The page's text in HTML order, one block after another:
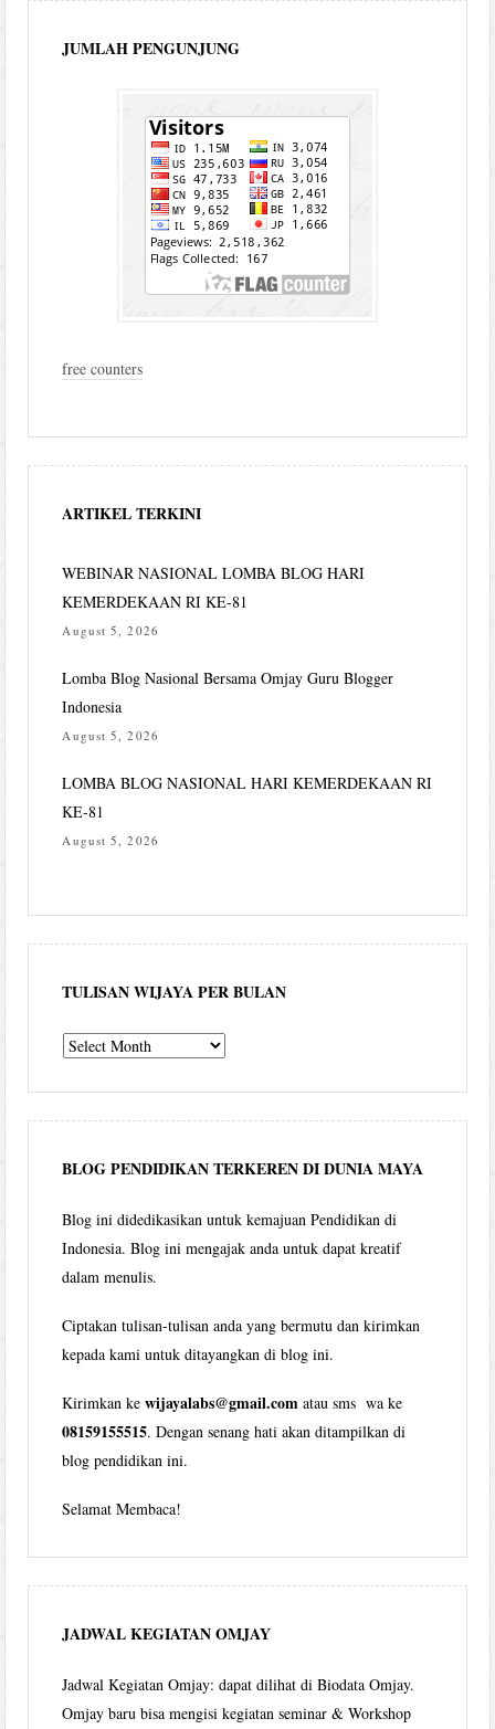
JUMLAH PENGUNJUNG
free counters
ARTIKEL TERKINI
WEBINAR NASIONAL LOMBA BLOG HARI
KEMERDEKAAN RI KE-81
August 5, 2026
Lomba Blog Nasional Bersama Omjay Guru Blogger
Indonesia
August 5, 2026
LOMBA BLOG NASIONAL HARI KEMERDEKAAN RI
KE-81
August 5, 2026
TULISAN WIJAYA PER BULAN
Tulisan
per
bulan
BLOG PENDIDIKAN TERKEREN DI DUNIA MAYA
Blog ini didedikasikan untuk kemajuan Pendidikan di
Indonesia. Blog ini mengajak anda untuk dapat kreatif
dalam menulis.
Ciptakan tulisan-tulisan anda yang bermutu dan kirimkan
kepada kami untuk ditayangkan di blog ini.
Kirimkan kewijayalabs@gmail.com atau sms wa ke
08159155515. Dengan senang hati akan ditampilkan di
blog pendidikan ini.
Selamat Membaca!
JADWAL KEGIATAN OMJAY
Jadwal Kegiatan Omjay: dapat dilihat di Biodata Omjay.
Omjay baru bisa mengisi kegiatan seminar & Workshop